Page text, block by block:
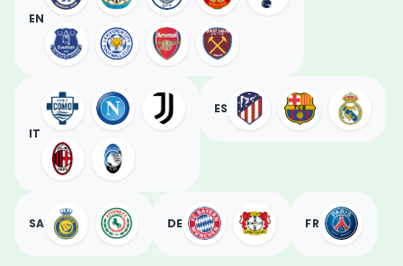
EN
IT
ES
SA DE FR